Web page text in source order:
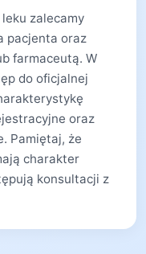
zalecamy
pacjenta oraz
farmaceutą. W
do oficjalnej
oraz
Pamiętaj, że
charakter
konsultacji z